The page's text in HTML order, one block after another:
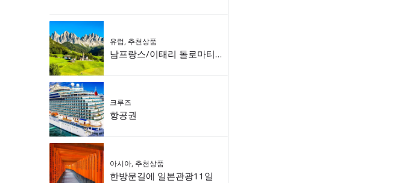
유럽, 추천상품
남프랑스/이태리 돌로마티 9일
크루즈
항공권
아시아, 추천상품
한방문길에 일본관광11일